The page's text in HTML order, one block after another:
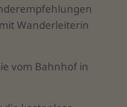
Wanderleiterin
vom Bahnhof in